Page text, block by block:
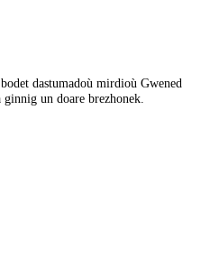
dastumadoù mirdioù Gwened
un doare brezhonek.